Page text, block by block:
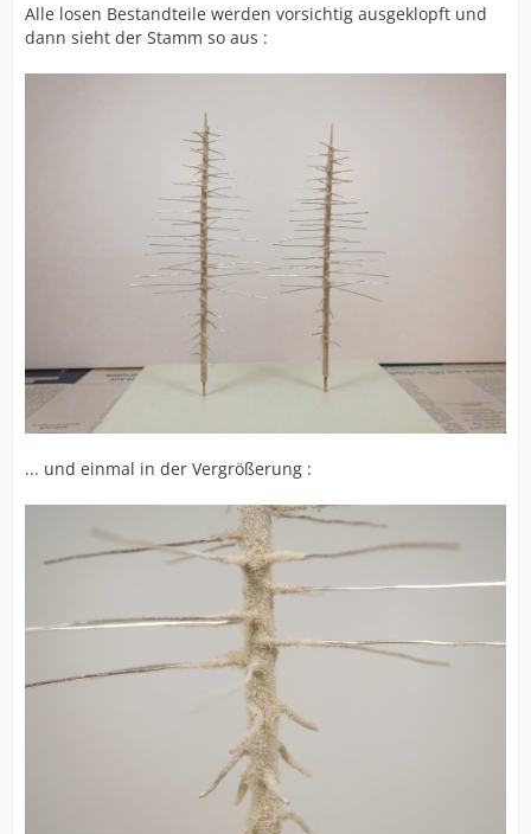
Alle losen Bestandteile werden vorsichtig ausgeklopft und
dann sieht der Stamm so aus :
... und einmal in der Vergrößerung :